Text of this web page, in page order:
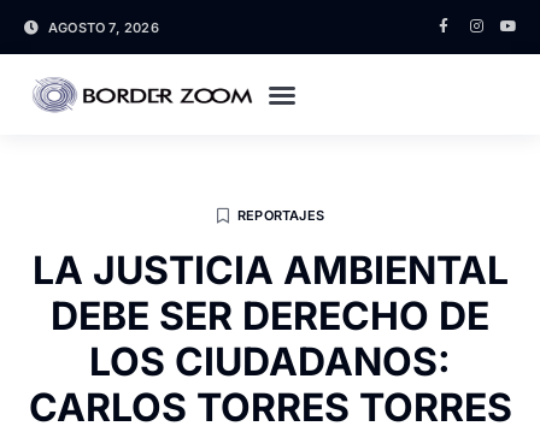
AGOSTO 7, 2026
REPORTAJES
LA JUSTICIA AMBIENTAL
DEBE SER DERECHO DE
LOS CIUDADANOS:
CARLOS TORRES TORRES